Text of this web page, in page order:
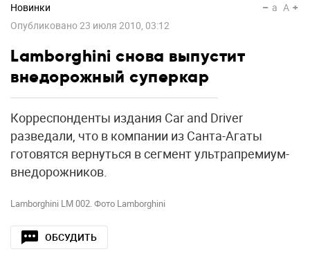
Новинки
Опубликовано23 июля 2010, 03:12
a A
Lamborghini снова выпустит
внедорожный суперкар
Корреспонденты издания Car and Driver
разведали, что в компании из Санта-Агаты
готовятся вернуться в сегмент ультрапремиум-
внедорожников.
Lamborghini LM 002. Фото Lamborghini
ОБСУДИТЬ